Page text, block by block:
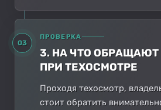
03
ПРОВЕРКА
3. НА ЧТО
ПРИ ТЕХОСМОТРЕ
Проходя техосмотр,
стоит обратить